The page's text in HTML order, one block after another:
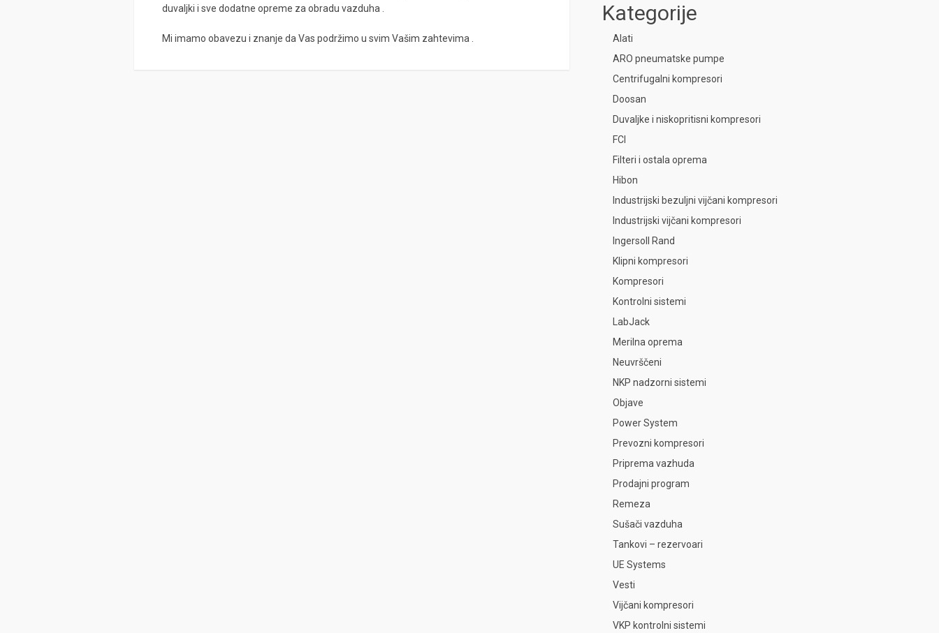
duvaljki i sve dodatne opreme za obradu vazduha .
Mi imamo obavezu i znanje da Vas podržimo u svim Vašim zahtevima .
Kategorije
Alati
ARO pneumatske pumpe
Centrifugalni kompresori
Doosan
Duvaljke i niskopritisni kompresori
FCI
Filteri i ostala oprema
Hibon
Industrijski bezuljni vijčani kompresori
Industrijski vijčani kompresori
Ingersoll Rand
Klipni kompresori
Kompresori
Kontrolni sistemi
LabJack
Merilna oprema
Neuvrščeni
NKP nadzorni sistemi
Objave
Power System
Prevozni kompresori
Priprema vazhuda
Prodajni program
Remeza
Sušači vazduha
Tankovi – rezervoari
UE Systems
Vesti
Vijčani kompresori
VKP kontrolni sistemi